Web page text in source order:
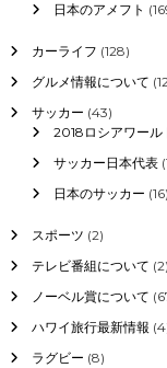
日本のアメフト
カーライフ (128)
グルメ情報について
サッカー (43)
2018ロシアワール
サッカー日本代表
日本のサッカー (16)
スポーツ (2)
テレビ番組について (2)
ノーベル賞について
ハワイ旅行最新情報
ラグビー (8)